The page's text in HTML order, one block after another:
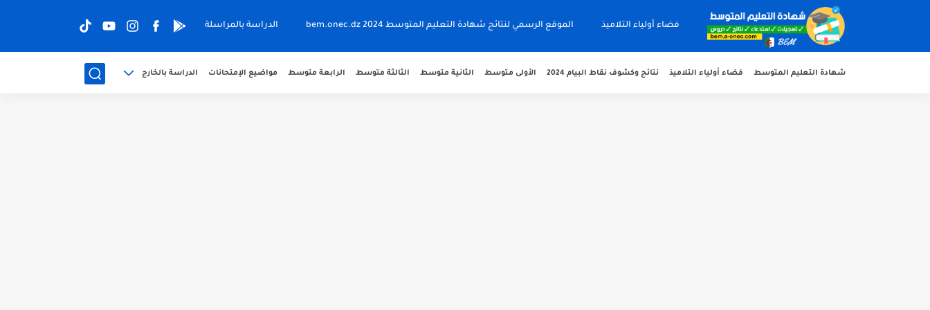
فضاء أولياء التلاميذ الموقع الرسمي لنتائج شهادة التعليم المتوسط 2024 bem.onec.dz الدراسة بالمراسلة
شهادة التعليم المتوسط فضاء أولياء التلاميذ نتائج وكشوف نقاط البيام 2024 الأولى متوسط الثانية متوسط الثالثة متوسط الرابعة متوسط مواضيع الإمتحانات الدراسة بالخارج